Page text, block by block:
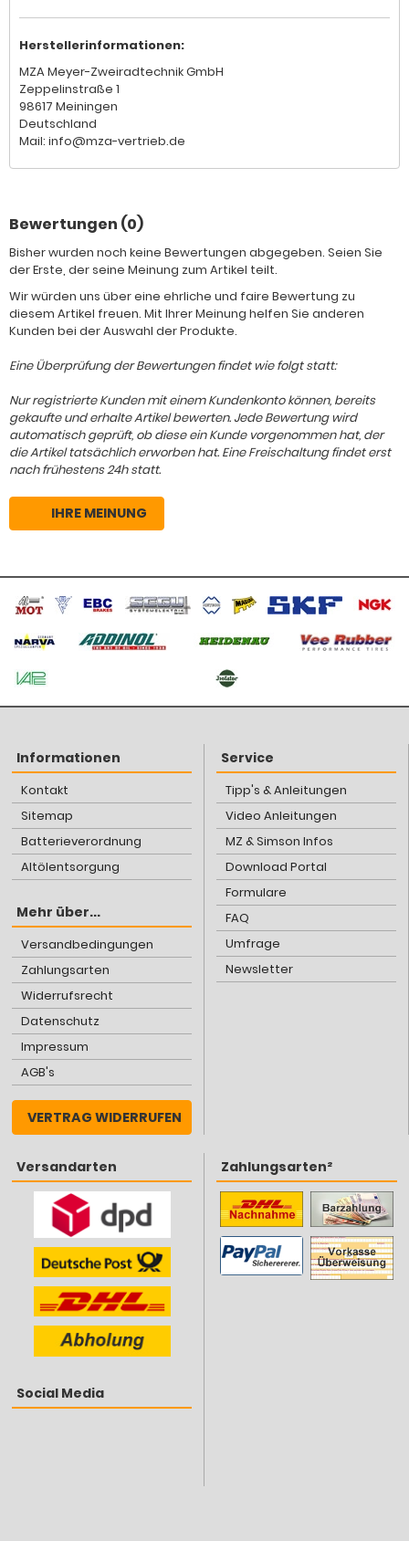
Herstellerinformationen:
MZA Meyer-Zweiradtechnik GmbH
Zeppelinstraße 1
98617 Meiningen
Deutschland
Mail: info@mza-vertrieb.de
Bewertungen (0)
Bisher wurden noch keine Bewertungen abgegeben. Seien Sie
der Erste, der seine Meinung zum Artikel teilt.
Wir würden uns über eine ehrliche und faire Bewertung zu
diesem Artikel freuen. Mit Ihrer Meinung helfen Sie anderen
Kunden bei der Auswahl der Produkte.
Eine Überprüfung der Bewertungen findet wie folgt statt:
Nur registrierte Kunden mit einem Kundenkonto können, bereits
gekaufte und erhalte Artikel bewerten. Jede Bewertung wird
automatisch geprüft, ob diese ein Kunde vorgenommen hat, der
die Artikel tatsächlich erworben hat. Eine Freischaltung findet erst
nach frühestens 24h statt.
IHRE MEINUNG
Informationen
Kontakt
Sitemap
Batterieverordnung
Altölentsorgung
Mehr über...
Versandbedingungen
Zahlungsarten
Widerrufsrecht
Datenschutz
Impressum
AGB's
VERTRAG WIDERRUFEN
Service
Tipp's & Anleitungen
Video Anleitungen
MZ & Simson Infos
Download Portal
Formulare
FAQ
Umfrage
Newsletter
Versandarten
Social Media
Zahlungsarten²